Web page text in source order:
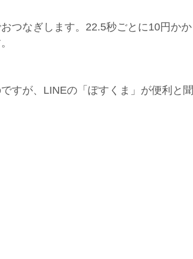
つなぎします。22.5秒ごとに10円かか
すが、LINEの「ぽすくま」が便利と聞